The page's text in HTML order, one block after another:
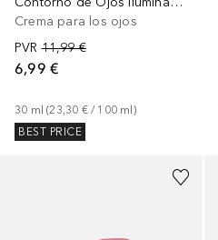
Crema para los ojos
PVR 11,99 €
6,99 €
30 ml (23,30 € / 100 ml)
BEST PRICE